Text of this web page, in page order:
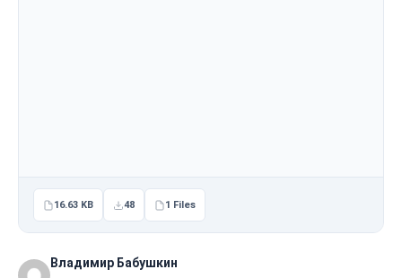
16.63 KB 48 1 Files
Владимир Бабушкин